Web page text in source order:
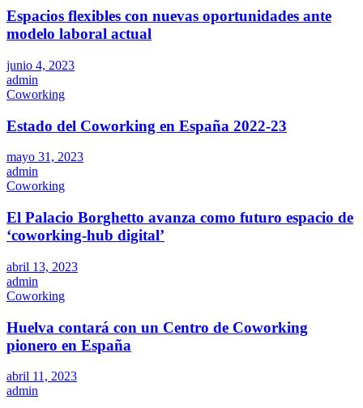
Espacios flexibles con nuevas oportunidades ante
modelo laboral actual
junio 4, 2023
admin
Coworking
Estado del Coworking en España 2022-23
mayo 31, 2023
admin
Coworking
El Palacio Borghetto avanza como futuro espacio de
‘coworking-hub digital’
abril 13, 2023
admin
Coworking
Huelva contará con un Centro de Coworking
pionero en España
abril 11, 2023
admin